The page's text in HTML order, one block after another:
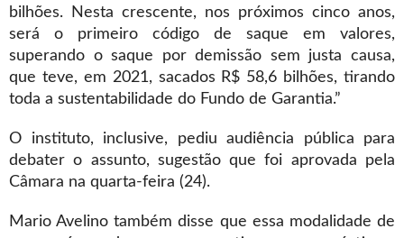
bilhões. Nesta crescente, nos próximos cinco anos,
será o primeiro código de saque em valores,
superando o saque por demissão sem justa causa,
que teve, em 2021, sacados R$ 58,6 bilhões, tirando
toda a sustentabilidade do Fundo de Garantia.”
O instituto, inclusive, pediu audiência pública para
debater o assunto, sugestão que foi aprovada pela
Câmara na quarta-feira (24).
Mario Avelino também disse que essa modalidade de